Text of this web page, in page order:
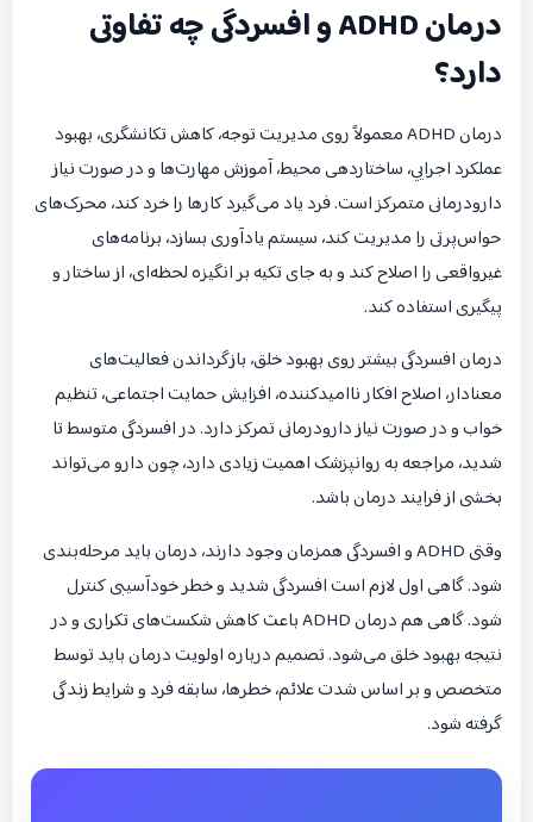
درمان ADHD و افسردگی چه تفاوتی
دارد؟
درمان ADHD معمولاً روی مدیریت توجه، کاهش تکانشگری، بهبود
عملکرد اجرایی، ساختاردهی محیط، آموزش مهارت‌ها و در صورت نیاز
دارودرمانی متمرکز است. فرد یاد می‌گیرد کارها را خرد کند، محرک‌های
حواس‌پرتی را مدیریت کند، سیستم یادآوری بسازد، برنامه‌های
غیرواقعی را اصلاح کند و به جای تکیه بر انگیزه لحظه‌ای، از ساختار و
پیگیری استفاده کند.
درمان افسردگی بیشتر روی بهبود خلق، بازگرداندن فعالیت‌های
معنادار، اصلاح افکار ناامیدکننده، افزایش حمایت اجتماعی، تنظیم
خواب و در صورت نیاز دارودرمانی تمرکز دارد. در افسردگی متوسط تا
شدید، مراجعه به روانپزشک اهمیت زیادی دارد، چون دارو می‌تواند
بخشی از فرایند درمان باشد.
وقتی ADHD و افسردگی همزمان وجود دارند، درمان باید مرحله‌بندی
شود. گاهی اول لازم است افسردگی شدید و خطر خودآسیبی کنترل
شود. گاهی هم درمان ADHD باعث کاهش شکست‌های تکراری و در
نتیجه بهبود خلق می‌شود. تصمیم درباره اولویت درمان باید توسط
متخصص و بر اساس شدت علائم، خطرها، سابقه فرد و شرایط زندگی
گرفته شود.